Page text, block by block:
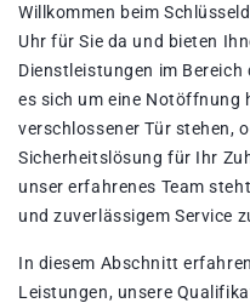
Willkommen beim
Uhr für Sie da und bieten
Dienstleistungen im
es sich um eine Notöffnung
verschlossener Tür stehen,
Sicherheitslösung für Ihr
unser erfahrenes Team
und zuverlässigem Service
In diesem Abschnitt
Leistungen, unsere